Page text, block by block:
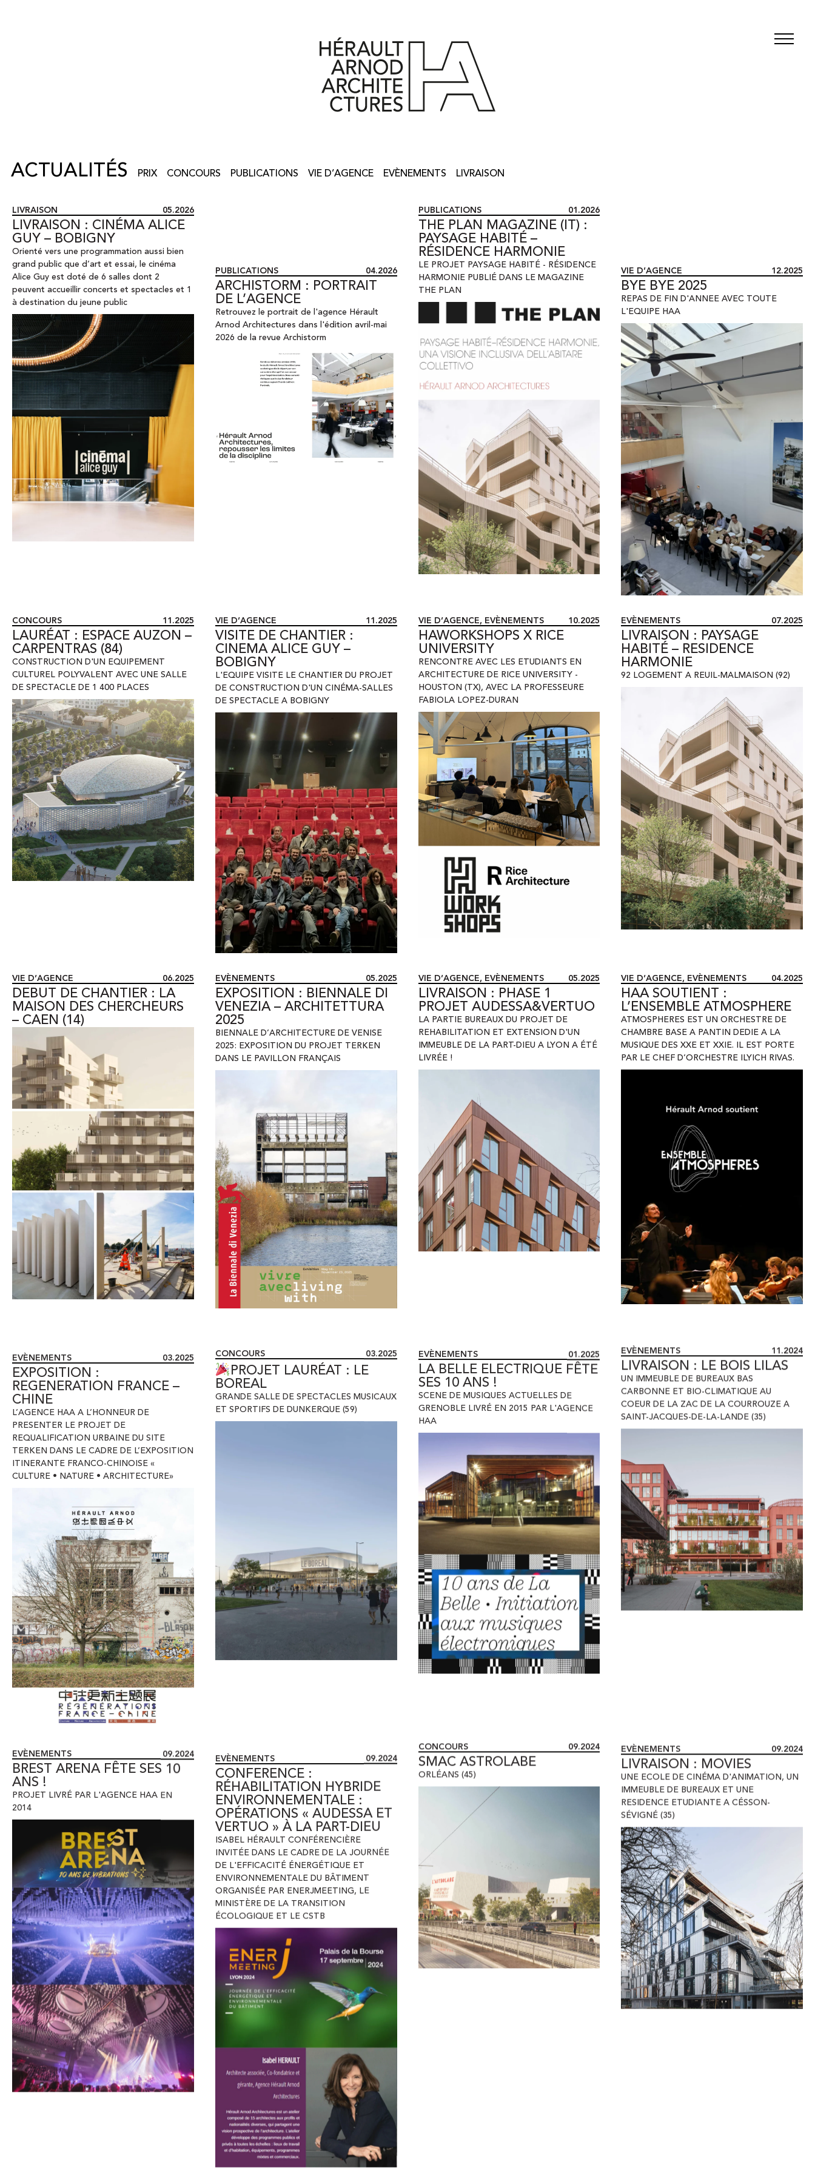
PRIX CONCOURS PUBLICATIONS VIE D’AGENCE EVÈNEMENTS LIVRAISON
ACTUALITÉS
LIVRAISON 05.2026
LIVRAISON : CINÉMA ALICE
GUY – BOBIGNY
Orienté vers une programmation aussi bien
grand public que d’art et essai, le cinéma
Alice Guy est doté de 6 salles dont 2
peuvent accueillir concerts et spectacles et 1
à destination du jeune public
PUBLICATIONS 04.2026
ARCHISTORM : PORTRAIT
DE L’AGENCE
Retrouvez le portrait de l'agence Hérault
Arnod Architectures dans l'édition avril-mai
2026 de la revue Archistorm
PUBLICATIONS 01.2026
THE PLAN MAGAZINE (IT) :
PAYSAGE HABITÉ –
RÉSIDENCE HARMONIE
LE PROJET PAYSAGE HABITÉ - RÉSIDENCE
HARMONIE PUBLIÉ DANS LE MAGAZINE
THE PLAN
VIE D’AGENCE 12.2025
BYE BYE 2025
REPAS DE FIN D'ANNEE AVEC TOUTE
L'EQUIPE HAA
CONCOURS 11.2025
LAURÉAT : ESPACE AUZON –
CARPENTRAS (84)
CONSTRUCTION D'UN EQUIPEMENT
CULTUREL POLYVALENT AVEC UNE SALLE
DE SPECTACLE DE 1 400 PLACES
VIE D’AGENCE 11.2025
VISITE DE CHANTIER :
CINEMA ALICE GUY –
BOBIGNY
L'EQUIPE VISITE LE CHANTIER DU PROJET
DE CONSTRUCTION D'UN CINÉMA-SALLES
DE SPECTACLE A BOBIGNY
VIE D’AGENCE, EVÈNEMENTS 10.2025
HAWORKSHOPS X RICE
UNIVERSITY
RENCONTRE AVEC LES ETUDIANTS EN
ARCHITECTURE DE RICE UNIVERSITY -
HOUSTON (TX), AVEC LA PROFESSEURE
FABIOLA LOPEZ-DURAN
EVÈNEMENTS 07.2025
LIVRAISON : PAYSAGE
HABITÉ – RESIDENCE
HARMONIE
92 LOGEMENT A REUIL-MALMAISON (92)
VIE D’AGENCE 06.2025
DEBUT DE CHANTIER : LA
MAISON DES CHERCHEURS
– CAEN (14)
EVÈNEMENTS 05.2025
EXPOSITION : BIENNALE DI
VENEZIA – ARCHITETTURA
2025
BIENNALE D’ARCHITECTURE DE VENISE
2025: EXPOSITION DU PROJET TERKEN
DANS LE PAVILLON FRANÇAIS
VIE D’AGENCE, EVÈNEMENTS 05.2025
LIVRAISON : PHASE 1
PROJET AUDESSA&VERTUO
LA PARTIE BUREAUX DU PROJET DE
REHABILITATION ET EXTENSION D'UN
IMMEUBLE DE LA PART-DIEU A LYON A ÉTÉ
LIVRÉE !
VIE D’AGENCE, EVÈNEMENTS 04.2025
HAA SOUTIENT :
L’ENSEMBLE ATMOSPHERE
ATMOSPHERES EST UN ORCHESTRE DE
CHAMBRE BASE A PANTIN DEDIE A LA
MUSIQUE DES XXE ET XXIE. IL EST PORTE
PAR LE CHEF D’ORCHESTRE ILYICH RIVAS.
REGENERATION FRANCE –
CHINE
L’AGENCE HAA A L’HONNEUR DE
PRESENTER LE PROJET DE
REQUALIFICATION URBAINE DU SITE
TERKEN DANS LE CADRE DE L’EXPOSITION
ITINERANTE FRANCO-CHINOISE «
CULTURE • NATURE • ARCHITECTURE»
PROJET LAURÉAT : LE
BOREAL
GRANDE SALLE DE SPECTACLES MUSICAUX
ET SPORTIFS DE DUNKERQUE (59)
LA BELLE ELECTRIQUE FÊTE
SES 10 ANS !
SCENE DE MUSIQUES ACTUELLES DE
GRENOBLE LIVRÉ EN 2015 PAR L'AGENCE
HAA
LIVRAISON : LE BOIS LILAS
UN IMMEUBLE DE BUREAUX BAS
CARBONNE ET BIO-CLIMATIQUE AU
COEUR DE LA ZAC DE LA COURROUZE A
SAINT-JACQUES-DE-LA-LANDE (35)
BREST ARENA FÊTE SES 10
ANS !
PROJET LIVRÉ PAR L'AGENCE HAA EN
2014
RÉHABILITATION HYBRIDE
ENVIRONNEMENTALE :
OPÉRATIONS « AUDESSA ET
VERTUO » À LA PART-DIEU
ISABEL HÉRAULT CONFÉRENCIÈRE
INVITÉE DANS LE CADRE DE LA JOURNÉE
DE L'EFFICACITÉ ÉNERGÉTIQUE ET
ENVIRONNEMENTALE DU BÂTIMENT
ORGANISÉE PAR ENERJMEETING,LE
MINISTÈRE DE LA TRANSITION
ÉCOLOGIQUE ET LE CSTB
SMAC ASTROLABE
ORLÉANS (45)
LIVRAISON : MOVIES
UNE ECOLE DE CINÉMA D'ANIMATION
IMMEUBLE DE BUREAUX ET UNE
RESIDENCE ETUDIANTE A CÉSSON-
SÉVIGNÉ (35)
VIE D’AGENCE 05.2024